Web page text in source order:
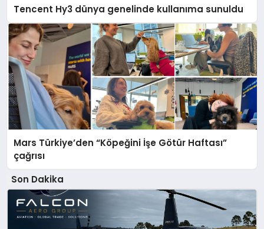
Tencent Hy3 dünya genelinde kullanıma sunuldu
Mars Türkiye’den “Köpeğini İşe Götür Haftası”
çağrısı
Son Dakika